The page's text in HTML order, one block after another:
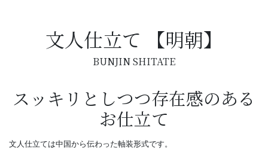
文人仕立て 【明朝】
BUNJIN SHITATE
スッキリとしつつ存在感のある
お仕立て
文人仕立ては中国から伝わった軸装形式です。